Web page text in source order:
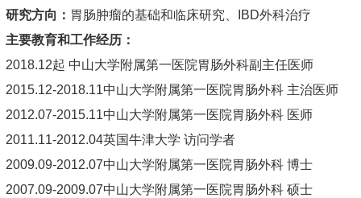
研究方向： 胃肠肿瘤的基础和临床研究、IBD外科治疗
主要教育和工作经历：
2018.12起 中山大学附属第一医院胃肠外科副主任医师
2015.12-2018.11中山大学附属第一医院胃肠外科 主治医师
2012.07-2015.11中山大学附属第一医院胃肠外科 医师
2011.11-2012.04英国牛津大学 访问学者
2009.09-2012.07中山大学附属第一医院胃肠外科 博士
2007.09-2009.07中山大学附属第一医院胃肠外科 硕士